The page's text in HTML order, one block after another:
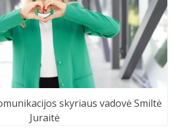
skyriaus vadovė Smiltė
Juraitė